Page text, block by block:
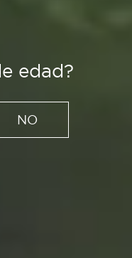
edad?
NOsegún
felicidad